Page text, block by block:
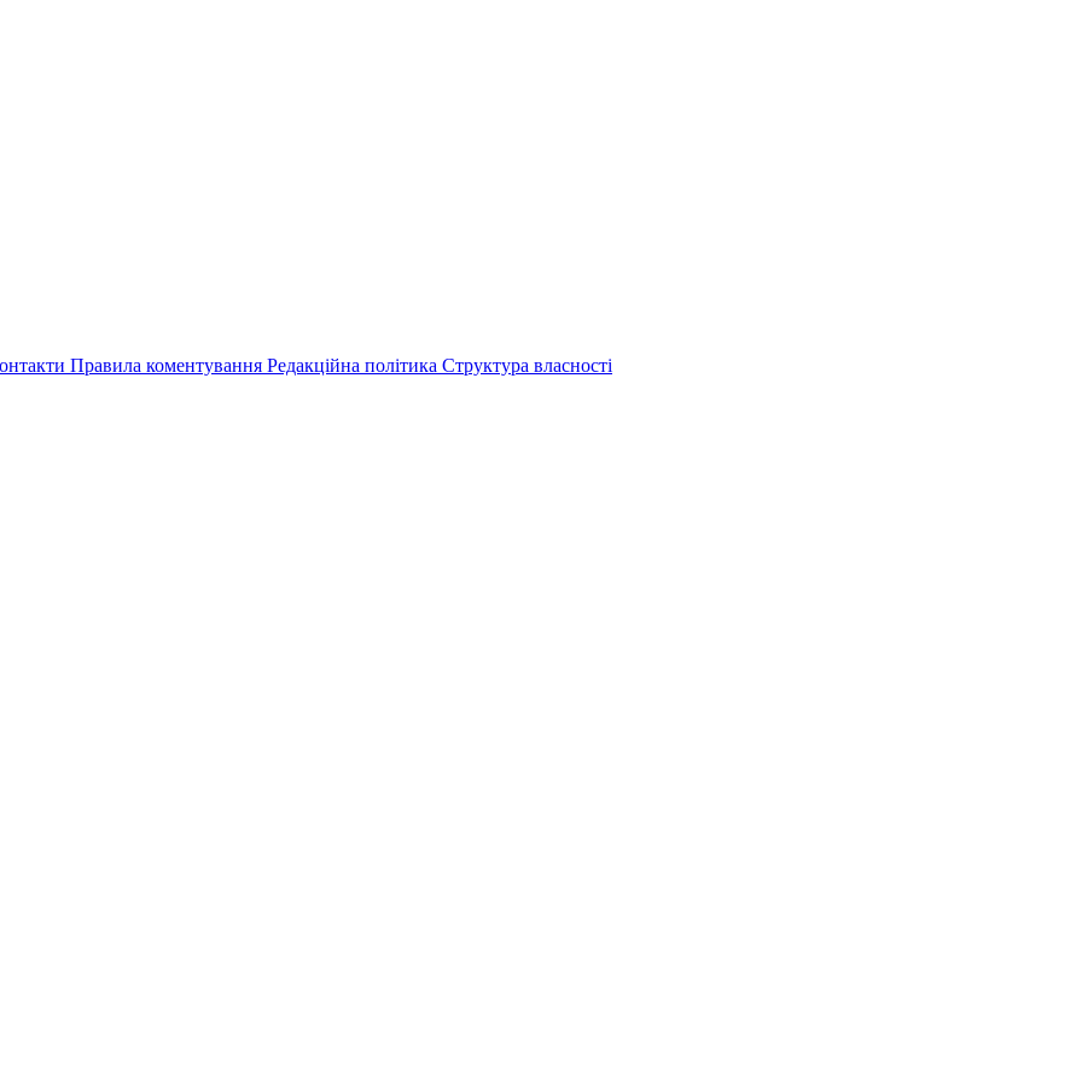
Правила коментування Редакційна політика Структура власності